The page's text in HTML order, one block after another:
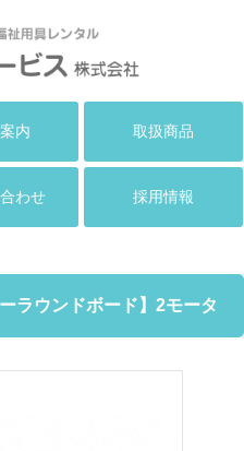
内 取扱商品
わせ 採用情報
ラウンドボード】2モータ